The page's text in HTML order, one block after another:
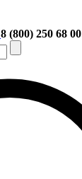
8 (800) 250 68 00